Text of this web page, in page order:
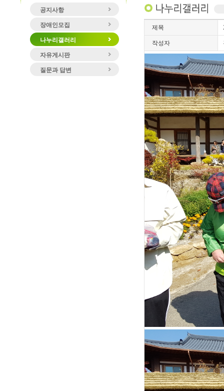
공지사항
장애인모집
나누리갤러리
자유게시판
질문과 답변
제목
작성자